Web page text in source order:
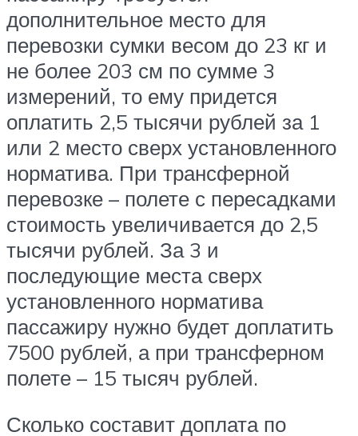
дополнительное место для
перевозки сумки весом до 23 кг и
не более 203 см по сумме 3
измерений, то ему придется
оплатить 2,5 тысячи рублей за 1
или 2 место сверх установленного
норматива. При трансферной
перевозке – полете с пересадками
стоимость увеличивается до 2,5
тысячи рублей. За 3 и
последующие места сверх
установленного норматива
пассажиру нужно будет доплатить
7500 рублей, а при трансферном
полете – 15 тысяч рублей.
Сколько составит доплата по